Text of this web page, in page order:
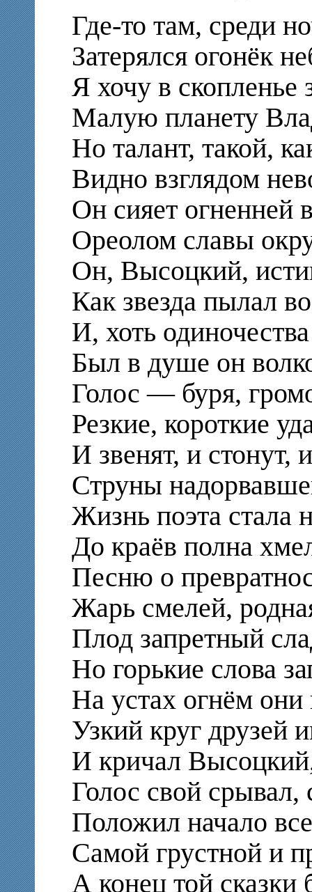
Где-то там, среди
Затерялся огонёк
Я хочу в скопленье
Малую планету
Но талант, такой,
Видно взглядом
Он сияет огненней
Ореолом славы
Он, Высоцкий,
Как звезда пылал
И, хоть
Был в душе он
Голос — буря,
Резкие, короткие
И звенят, и стонут,
Струны
Жизнь поэта стала
До краёв полна
Песню о
Жарь смелей,
Плод запретный
Но горькие слова
На устах огнём они
Узкий круг друзей
И кричал
Голос свой срывал,
Положил начало
Самой грустной и
А конец той сказки